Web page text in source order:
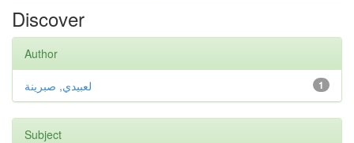
Discover
Author
1 لعبيدي, صبرينة
Subject